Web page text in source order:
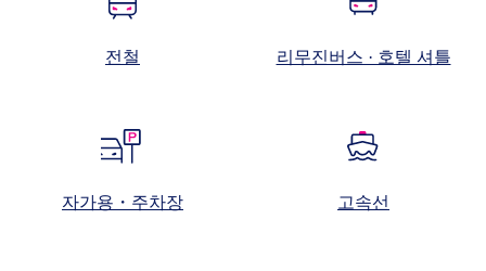
전철 리무진버스 · 호텔 셔틀
자가용・주차장 고속선